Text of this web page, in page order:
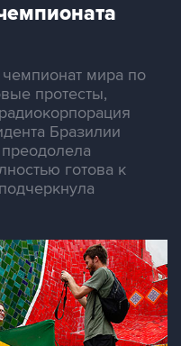
мира по
протесты,
Бразилии
готова к